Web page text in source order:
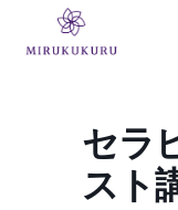
セラ
スト